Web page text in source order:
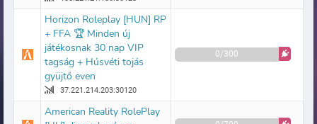
Horizon Roleplay [HUN] RP
+ FFA 🏆 Minden új
játékosnak 30 nap VIP
tagság + Húsvéti tojás
gyüjtő even
37.221.214.203:30120
0/300
American Reality RolePlay